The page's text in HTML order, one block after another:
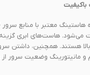
هاستینگ معتبر با منابع
می‌شود. هاست‌های ابری گزینه
هستند. همچنین، داشتن
و مانیتورینگ وضعیت سرور از